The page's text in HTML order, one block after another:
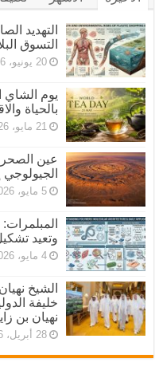
التهديد
التسوق
20 يونيو، 2026
يوم الشاي
بالحياة
21 مايو، 2026
عين
الجيولوجي
5 مايو، 2026
وتعيد
4 مايو، 2026
الشيخ
خليفة
نهيان بن
28 أبريل، 2026